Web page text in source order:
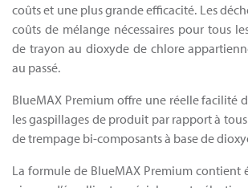
coûts et une plus grande efficacité. Les
coûts de mélange nécessaires pour tous
de trayon au dioxyde de chlore
au passé.
BlueMAX Premium offre une réelle facilité
les gaspillages de produit par rapport à
de trempage bi-composants à base de
La formule de BlueMAX Premium contient